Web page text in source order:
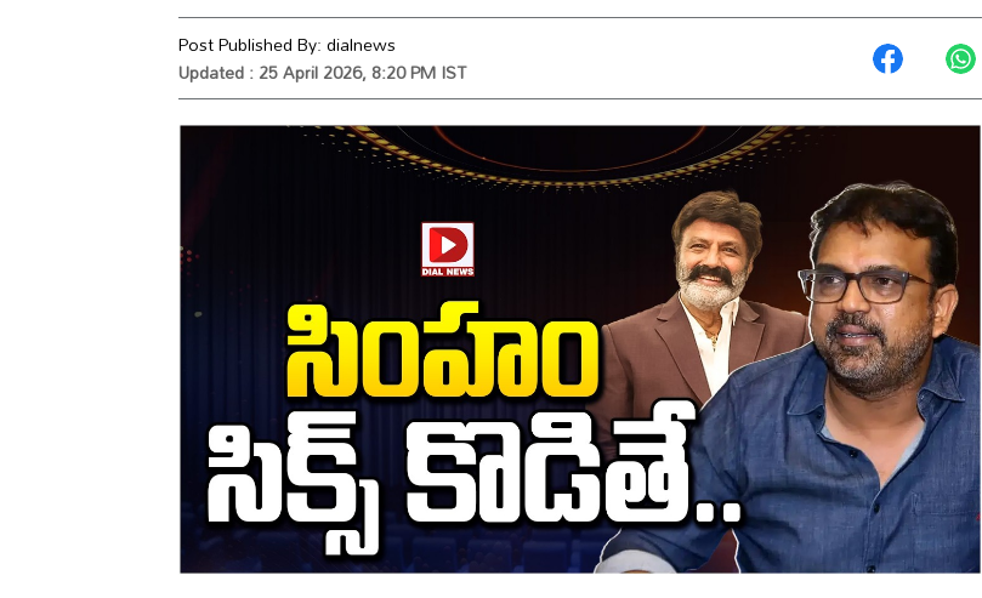
Post Published By:dialnews
Updated : 25 April 2026, 8:20 PM IST